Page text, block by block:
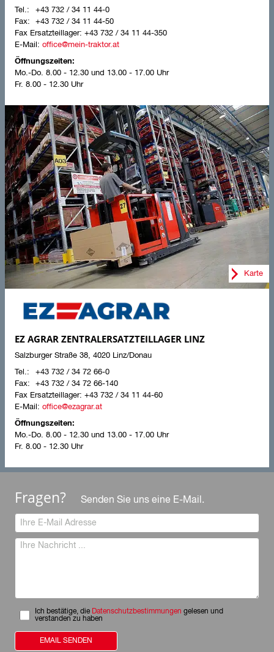
+43 732 / 34 11 44-0
+43 732 / 34 11 44-50
Fax Ersatzteillager: +43 732 / 34 11 44-350
E-Mail: office@mein-traktor.at
Öffnungszeiten:
Mo.-Do. 8.00 - 12.30 und 13.00 - 17.00 Uhr
Fr. 8.00 - 12.30 Uhr
Karte
EZ AGRAR ZENTRALERSATZTEILLAGER LINZ
Salzburger Straße 38, 4020 Linz/Donau
+43 732 / 34 72 66-0
+43 732 / 34 72 66-140
Fax Ersatzteillager: +43 732 / 34 11 44-60
E-Mail: office@ezagrar.at
Öffnungszeiten:
Mo.-Do. 8.00 - 12.30 und 13.00 - 17.00 Uhr
Fr. 8.00 - 12.30 Uhr
Fragen? Senden Sie uns eine E-Mail.
Ich bestätige, die Datenschutzbestimmungen gelesen und
verstanden zu haben
EMAIL SENDEN